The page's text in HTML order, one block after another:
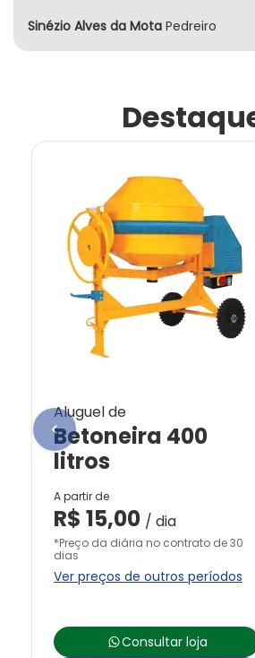
Sinézio Alves da Mota Pedreiro
Aluguel de
Betoneira 400
litros
A partir de
R$ 15,00 / dia
*Preço da diária no contrato de 30
dias
Ver preços de outros períodos
Consultar loja